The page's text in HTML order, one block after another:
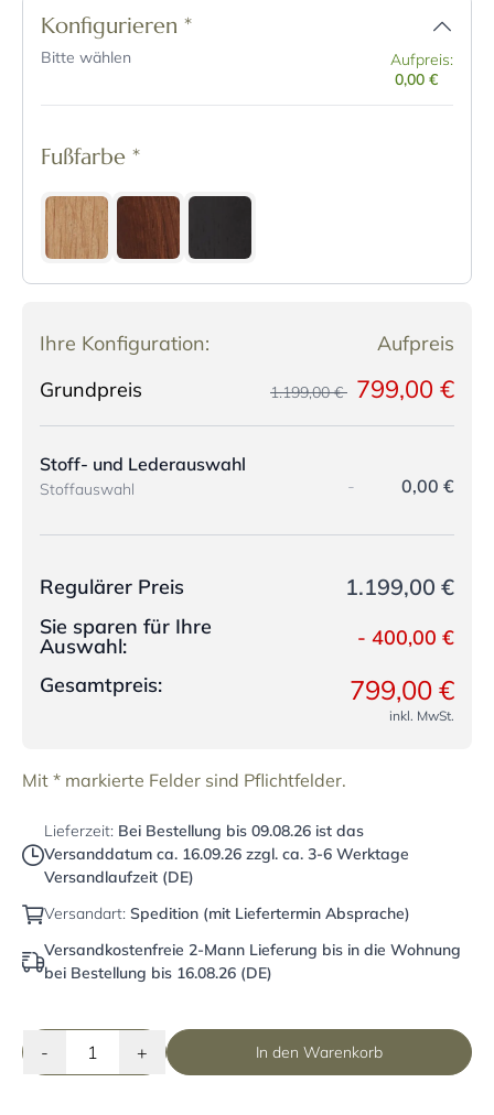
Konfigurieren *
Bitte wählen
Aufpreis:
0,00 €
Fußfarbe *
Ihre Konfiguration:
Aufpreis
Grundpreis
1.199,00 € 799,00 €
Stoff- und Lederauswahl
Stoffauswahl - 0,00 €
Regulärer Preis 1.199,00 €
Sie sparen für Ihre
Auswahl: - 400,00 €
Gesamtpreis:
799,00 €
inkl. MwSt.
Mit * markierte Felder sind Pflichtfelder.
Lieferzeit: Bei Bestellung bis 09.08.26 ist das
Versanddatum ca. 16.09.26 zzgl. ca. 3-6 Werktage
Versandlaufzeit (DE)
Versandart: Spedition (mit Liefertermin Absprache)
Versandkostenfreie 2-Mann Lieferung bis in die Wohnung
bei Bestellung bis 16.08.26 (DE)
- + In den Warenkorb